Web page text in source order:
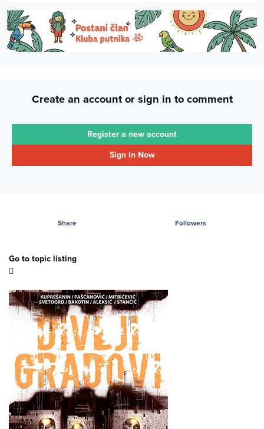
Create an account or sign in to comment
Register a new account
Sign In Now
Share Followers
Go to topic listing